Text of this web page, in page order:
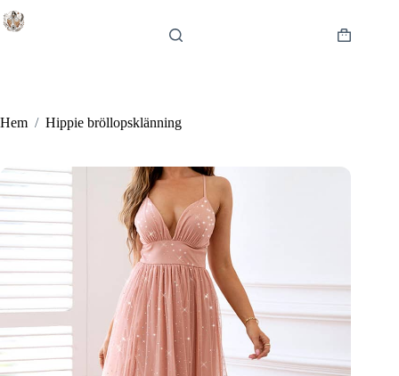
till
Varukorg
Hem / Hippie bröllopsklänning